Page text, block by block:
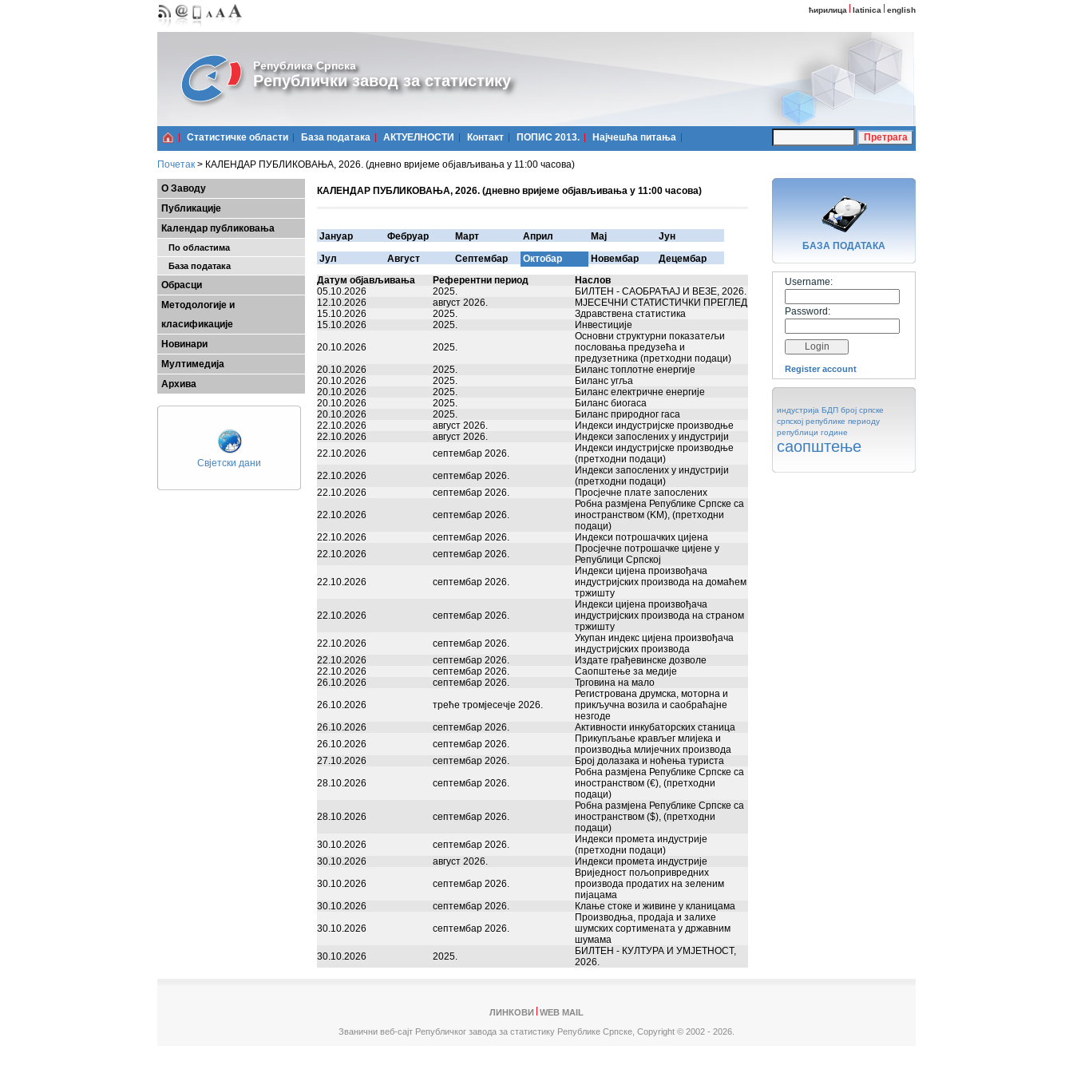
ћирилица latinica english
Република Српска
Републички завод за статистику
Статистичке области Базa података АКТУЕЛНОСТИ Контакт ПОПИС 2013. Најчешћa питања
Почетак > КАЛЕНДАР ПУБЛИКОВАЊА, 2026. (дневно вријеме објављивања у 11:00 часова)
О Заводу
Публикације
Календар публиковања
По областима
База података
Обрасци
Методологије и
класификације
Новинари
Мултимедија
Архива
Свјетски дани
КАЛЕНДАР ПУБЛИКОВАЊА, 2026. (дневно вријеме објављивања у 11:00 часова)
Јануар Фебруар Март Април Мај
Јун
Јул
Август Септембар Октобар Новембар
Децембар
Датум објављивања
Референтни период
Наслов
05.10.2026
2025.
БИЛТЕН - САОБРАЋАЈ И ВЕЗЕ, 2026.
12.10.2026
август 2026.
МЈЕСЕЧНИ СТАТИСТИЧКИ ПРЕГЛЕД
15.10.2026
2025.
Здравствена статистика
15.10.2026
2025.
Инвестиције
20.10.2026
2025.
Основни структурни показатељи
пословања предузећа и
предузетника (претходни подаци)
20.10.2026
2025.
Биланс топлотне енергије
20.10.2026
2025.
Биланс угља
20.10.2026
2025.
Биланс електричне енергије
20.10.2026
2025.
Биланс биогаса
20.10.2026
2025.
Биланс природног гаса
22.10.2026
август 2026.
Индекси индустријске производње
22.10.2026
август 2026.
Индекси запослених у индустрији
22.10.2026
септембар 2026.
Индекси индустријске производње
(претходни подаци)
22.10.2026
септембар 2026.
Индекси запослених у индустрији
(претходни подаци)
22.10.2026
септембар 2026.
Просјечне плате запослених
22.10.2026
септембар 2026.
Робна размјена Републике Српске са
иностранством (KM), (претходни
подаци)
22.10.2026
септембар 2026.
Индекси потрошачких цијена
22.10.2026
септембар 2026.
Просјечне потрошачке цијене у
Републици Српској
22.10.2026
септембар 2026.
Индекси цијена произвођача
индустријских производа на домаћем
тржишту
22.10.2026
септембар 2026.
Индекси цијена произвођача
индустријских производа на страном
тржишту
22.10.2026
септембар 2026.
Укупан индекс цијена произвођача
индустријских производа
22.10.2026
септембар 2026.
Издате грађевинске дозволе
22.10.2026
септембар 2026.
Саопштење за медије
26.10.2026
септембар 2026.
Трговина на мало
26.10.2026
треће тромјесечје 2026.
Регистрована друмска, моторна и
прикључна возила и саобраћајне
незгоде
26.10.2026
септембар 2026.
Активности инкубаторских станица
26.10.2026
септембар 2026.
Прикупљање крављег млијека и
производња млијечних производа
27.10.2026
септембар 2026.
Број долазака и ноћења туриста
28.10.2026
септембар 2026.
Робна размјена Републике Српске са
иностранством (€), (претходни
подаци)
28.10.2026
септембар 2026.
Робна размјена Републике Српске са
иностранством ($), (претходни
подаци)
30.10.2026
септембар 2026.
Индекси промета индустријe
(претходни подаци)
30.10.2026
август 2026.
Индекси промета индустријe
30.10.2026
септембар 2026.
Вриједност пољопривредних
производа продатих на зеленим
пијацама
30.10.2026
септембар 2026.
Клање стоке и живине у кланицама
30.10.2026
септембар 2026.
Производња, продаја и залихе
шумских сортимената у државним
шумама
30.10.2026
2025.
БИЛТЕН - КУЛТУРА И УМЈЕТНОСТ,
2026.
БАЗA ПОДАТАКА
Username:
Password:
Register account
индустрија БДП број српске
српској републике периоду
републици године
саопштење
ЛИНКОВИ
WEB MAIL
Званични веб-сајт Републичког завода за статистику Републике Српске, Copyright © 2002 - 2026.